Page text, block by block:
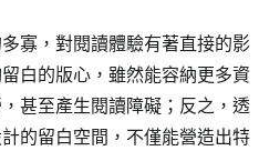
寡，對閱讀體驗有著直接的影
白的版心，雖然能容納更多資
甚至產生閱讀障礙；反之，透
的留白空間，不僅能營造出特